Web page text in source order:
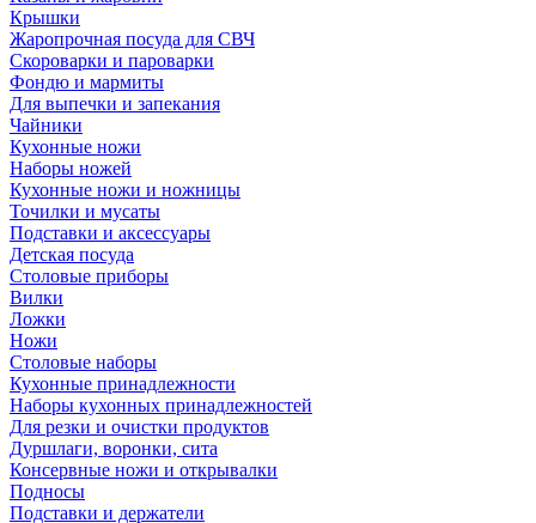
Крышки
Жаропрочная посуда для СВЧ
Скороварки и пароварки
Фондю и мармиты
Для выпечки и запекания
Чайники
Кухонные ножи
Наборы ножей
Кухонные ножи и ножницы
Точилки и мусаты
Подставки и аксессуары
Детская посуда
Столовые приборы
Вилки
Ложки
Ножи
Столовые наборы
Кухонные принадлежности
Наборы кухонных принадлежностей
Для резки и очистки продуктов
Дуршлаги, воронки, сита
Консервные ножи и открывалки
Подносы
Подставки и держатели